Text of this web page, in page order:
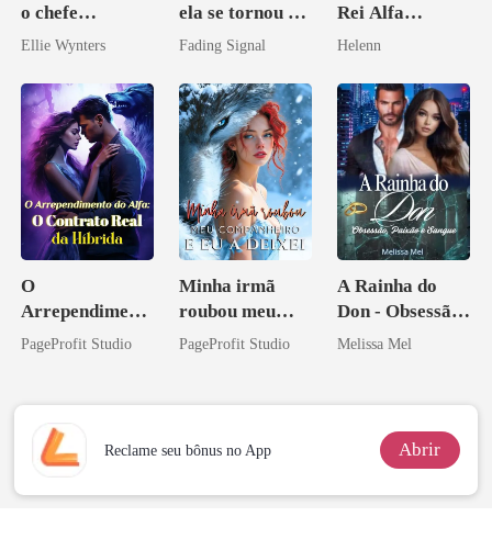
o chefe
arrogante
Ellie Wynters
ela se tornou a
noiva do arqui-
Fading Signal
Rei Alfa
Amaldiçoado
Helenn
O
Arrependiment
o do Alfa: O
PageProfit Studio
Minha irmã
roubou meu
companheiro e
PageProfit Studio
A Rainha do
Don - Obsessão,
Paixão e Sangue
Melissa Mel
Reclame seu bônus no App Abrir